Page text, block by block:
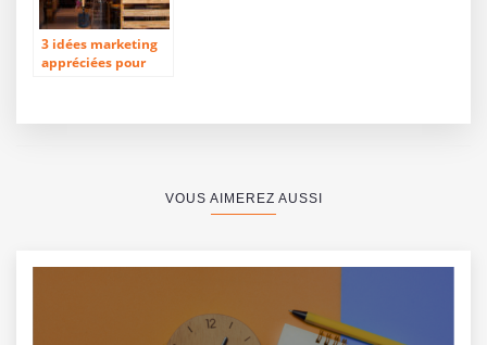
3 idées marketing
appréciées pour
VOUS AIMEREZ AUSSI